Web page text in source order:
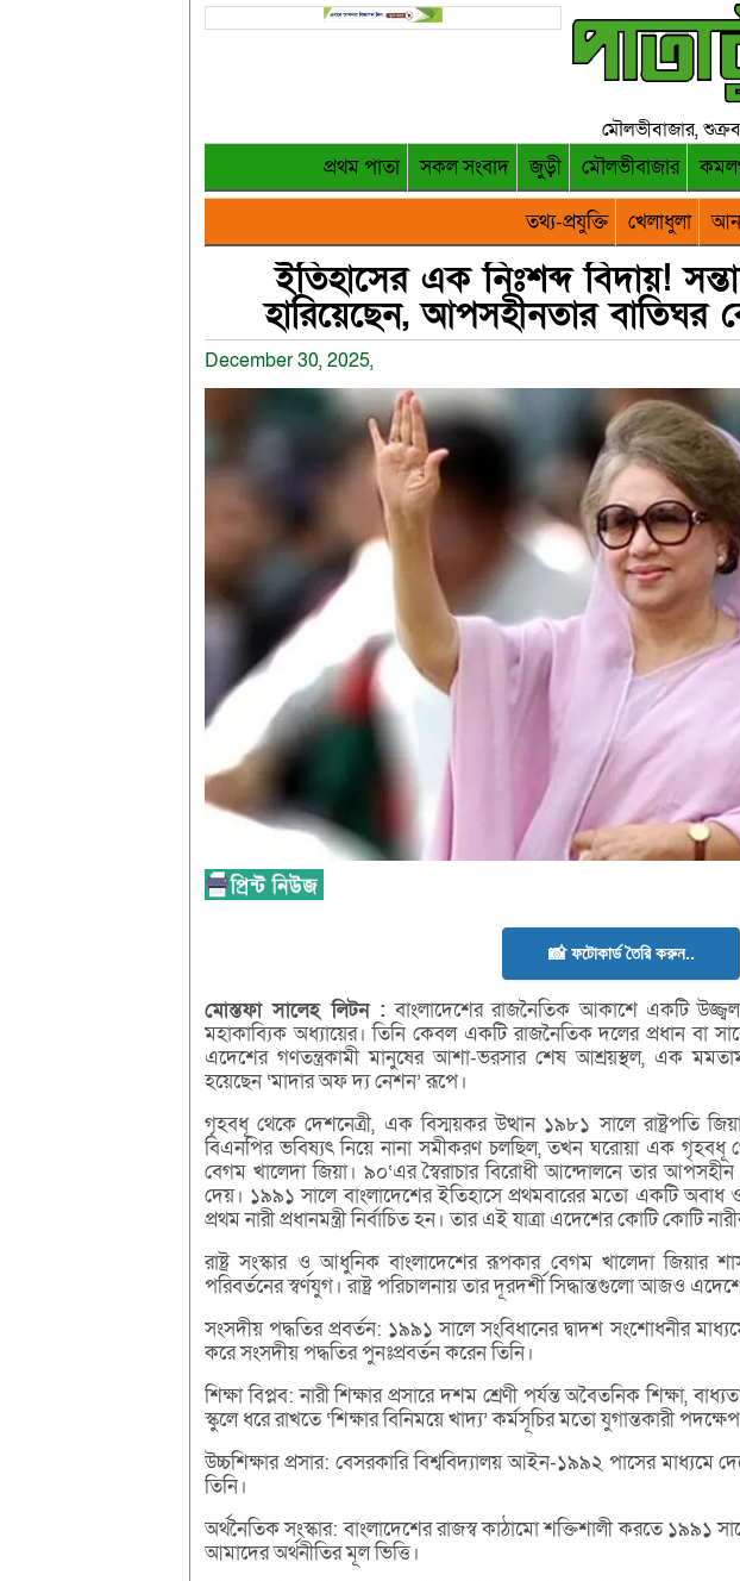
মৌলভীবাজার,
প্রথম পাতা সকল সংবাদ জুড়ী মৌলভীবাজার
তথ্য-প্রযুক্তি
খেলাধুলা
ইতিহাসের এক নিঃশব্দ বিদায়!
হারিয়েছেন, আপসহীনতার বাতিঘর
December 30, 2025,
📸 ফটোকার্ড তৈরি করুন..
মোস্তফাসালেহলিটন : বাংলাদেশের রাজনৈতিক আকাশে একটি
মহাকাব্যিক অধ্যায়ের। তিনি কেবল একটি রাজনৈতিক দলের প্রধান বা
এদেশের গণতন্ত্রকামী মানুষের আশা-ভরসার শেষ আশ্রয়স্থল, এক
হয়েছেন ‘মাদার অফ দ্য নেশন’ রূপে।
গৃহবধূ থেকে দেশনেত্রী, এক বিস্ময়কর উত্থান ১৯৮১ সালে রাষ্ট্রপতি
বিএনপির ভবিষ্যৎ নিয়ে নানা সমীকরণ চলছিল, তখন ঘরোয়া এক গৃহবধূ
বেগম খালেদা জিয়া। ৯০‘এর স্বৈরাচার বিরোধী আন্দোলনে তার
দেয়। ১৯৯১ সালে বাংলাদেশের ইতিহাসে প্রথমবারের মতো একটি অবাধ ও
প্রথম নারী প্রধানমন্ত্রী নির্বাচিত হন। তার এই যাত্রা এদেশের কোটি কোটি
রাষ্ট্র সংস্কার ও আধুনিক বাংলাদেশের রূপকার বেগম খালেদা জিয়ার
পরিবর্তনের স্বর্ণযুগ। রাষ্ট্র পরিচালনায় তার দূরদর্শী সিদ্ধান্তগুলো আজও
সংসদীয় পদ্ধতির প্রবর্তন: ১৯৯১ সালে সংবিধানের দ্বাদশ সংশোধনীর
করে সংসদীয় পদ্ধতির পুনঃপ্রবর্তন করেন তিনি।
শিক্ষা বিপ্লব: নারী শিক্ষার প্রসারে দশম শ্রেণী পর্যন্ত অবৈতনিক শিক্ষা,
স্কুলে ধরে রাখতে ‘শিক্ষার বিনিময়ে খাদ্য’ কর্মসূচির মতো যুগান্তকারী
উচ্চশিক্ষার প্রসার: বেসরকারি বিশ্ববিদ্যালয় আইন-১৯৯২ পাসের মাধ্যমে
তিনি।
অর্থনৈতিক সংস্কার: বাংলাদেশের রাজস্ব কাঠামো শক্তিশালী করতে ১৯৯১
আমাদের অর্থনীতির মূল ভিত্তি।